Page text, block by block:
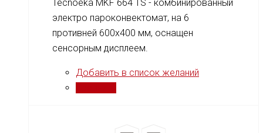
Tecnoeka MKF 664 TS - комбинированный
электро пароконвектомат, на 6
противней 600x400 мм, оснащен
сенсорным дисплеем.
Добавить в список желаний